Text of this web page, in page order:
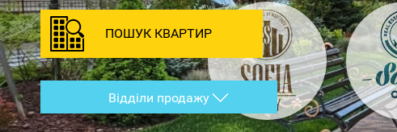
ПОШУК КВАРТИР
Відділи продажу